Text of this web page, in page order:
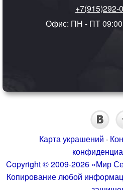
+7(915)292-
Офис: ПН - ПТ 09:00
Карта украшений ·
Copyright © 2009-2026 «Мир
Копирование любой